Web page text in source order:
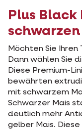
Plus
Möchten Sie Ihren
Dann wählen Sie
Diese Premium-
bewährten
mit schwarzem
Schwarzer Mais
deutlich mehr
gelber Mais.